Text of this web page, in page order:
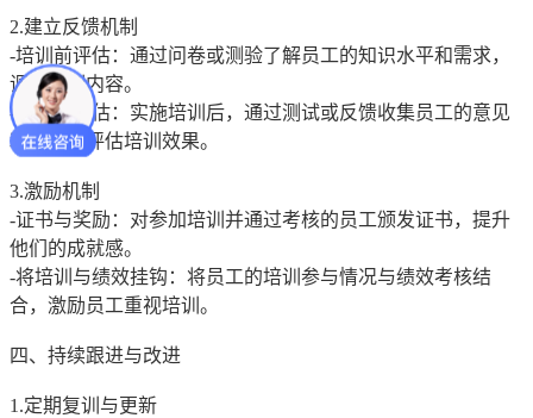
2.建立反馈机制
-培训前评估：通过问卷或测验了解员工的知识水平和需求，
调整培训内容。
-培训后评估：实施培训后，通过测试或反馈收集员工的意见
和建议，评估培训效果。
3.激励机制
-证书与奖励：对参加培训并通过考核的员工颁发证书，提升
他们的成就感。
-将培训与绩效挂钩：将员工的培训参与情况与绩效考核结
合，激励员工重视培训。
四、持续跟进与改进
1.定期复训与更新